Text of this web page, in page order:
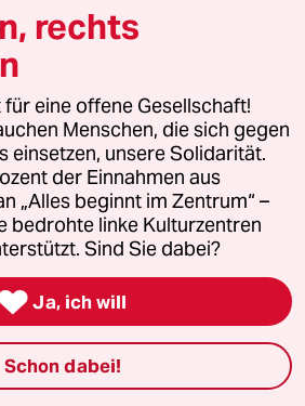
Vertriebs GmbH
rechtlichen Fragen oder für Genehmigungen
Kommune-Richtlinien
widerrufen (Ads)
rechts
eine offene Gesellschaft!
Menschen, die sich gegen
einsetzen, unsere Solidarität.
der Einnahmen aus
„Alles beginnt im Zentrum“ –
bedrohte linke Kulturzentren
Sind Sie dabei?
Ja, ich will
Schon dabei!